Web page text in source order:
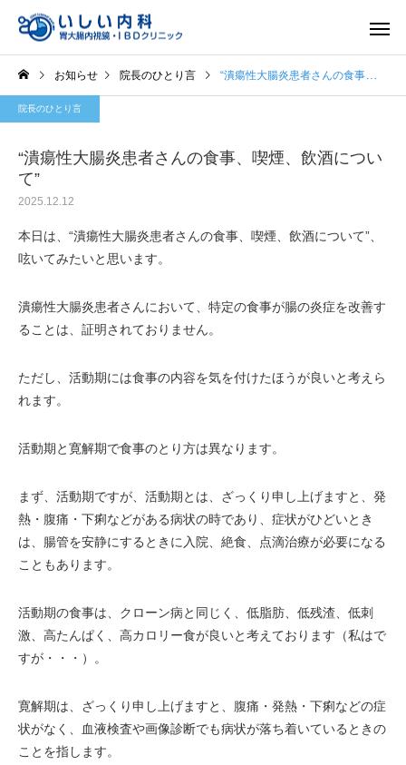
お知らせ 院長のひとり言 “潰瘍性大腸炎患者さんの食事、喫煙、飲酒について”
院長のひとり言
“潰瘍性大腸炎患者さんの食事、喫煙、飲酒につい
て”
2025.12.12
本日は、“潰瘍性大腸炎患者さんの食事、喫煙、飲酒について”、
呟いてみたいと思います。
潰瘍性大腸炎患者さんにおいて、特定の食事が腸の炎症を改善す
ることは、証明されておりません。
ただし、活動期には食事の内容を気を付けたほうが良いと考えら
れます。
活動期と寛解期で食事のとり方は異なります。
まず、活動期ですが、活動期とは、ざっくり申し上げますと、発
熱・腹痛・下痢などがある病状の時であり、症状がひどいとき
は、腸管を安静にするときに入院、絶食、点滴治療が必要になる
こともあります。
活動期の食事は、クローン病と同じく、低脂肪、低残渣、低刺
激、高たんぱく、高カロリー食が良いと考えております（私はで
すが・・・）。
寛解期は、ざっくり申し上げますと、腹痛・発熱・下痢などの症
状がなく、血液検査や画像診断でも病状が落ち着いているときの
ことを指します。